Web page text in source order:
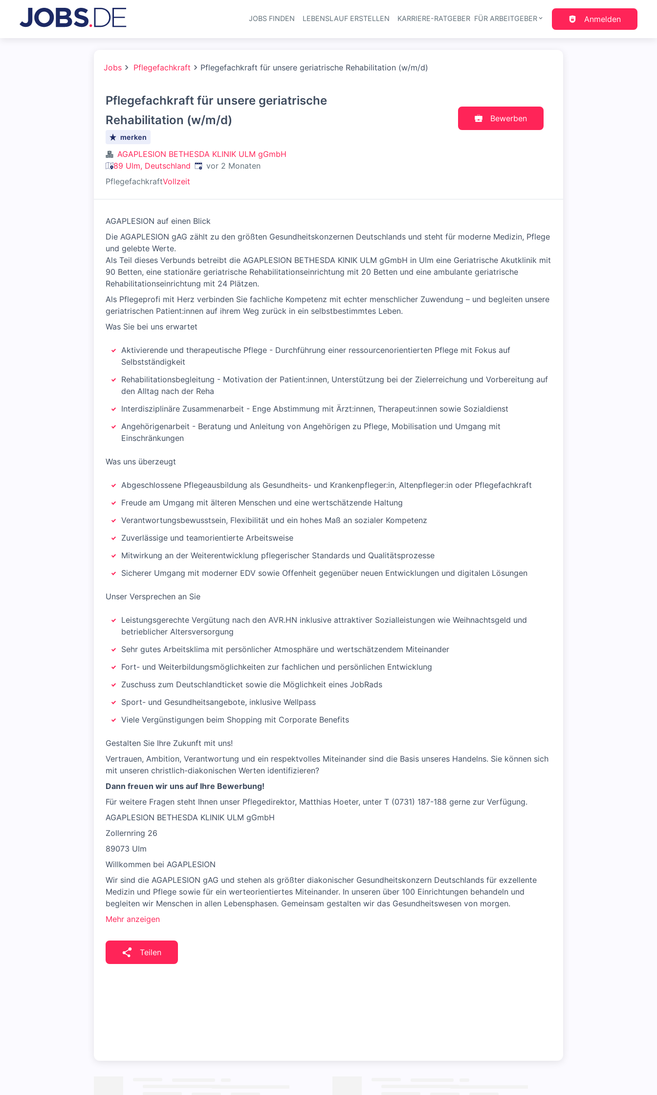
Haupt-Navigation
JOBS FINDEN LEBENSLAUF ERSTELLEN KARRIERE-RATGEBER FÜR ARBEITGEBER Anmelden
Jobs Pflegefachkraft Pflegefachkraft für unsere geriatrische Rehabilitation (w/m/d)
Pflegefachkraft für unsere geriatrische
Rehabilitation (w/m/d)
merken
AGAPLESION BETHESDA KLINIK ULM gGmbH
89 Ulm, Deutschland Veröffentlicht:
vor 2 Monaten
PflegefachkraftVollzeit
Bewerben
AGAPLESION auf einen Blick
Die AGAPLESION gAG zählt zu den größten Gesundheitskonzernen Deutschlands und steht für moderne Medizin, Pflege
und gelebte Werte.​
Als Teil dieses Verbunds betreibt die AGAPLESION BETHESDA KINIK ULM gGmbH in Ulm eine Geriatrische Akutklinik mit
90 Betten, eine stationäre geriatrische Rehabilitationseinrichtung mit 20 Betten und eine ambulante geriatrische
Rehabilitationseinrichtung mit 24 Plätzen.
Als Pflegeprofi mit Herz verbinden Sie fachliche Kompetenz mit echter menschlicher Zuwendung – und begleiten unsere
geriatrischen Patient:innen auf ihrem Weg zurück in ein selbstbestimmtes Leben.
Was Sie bei uns erwartet
Aktivierende und therapeutische Pflege - Durchführung einer ressourcenorientierten Pflege mit Fokus auf
Selbstständigkeit
Rehabilitationsbegleitung - Motivation der Patient:innen, Unterstützung bei der Zielerreichung und Vorbereitung auf
den Alltag nach der Reha
Interdisziplinäre Zusammenarbeit - Enge Abstimmung mit Ärzt:innen, Therapeut:innen sowie Sozialdienst
Angehörigenarbeit - Beratung und Anleitung von Angehörigen zu Pflege, Mobilisation und Umgang mit
Einschränkungen
Was uns überzeugt
Abgeschlossene Pflegeausbildung als Gesundheits- und Krankenpfleger:in, Altenpfleger:in oder Pflegefachkraft
Freude am Umgang mit älteren Menschen und eine wertschätzende Haltung
Verantwortungsbewusstsein, Flexibilität und ein hohes Maß an sozialer Kompetenz
Zuverlässige und teamorientierte Arbeitsweise
Mitwirkung an der Weiterentwicklung pflegerischer Standards und Qualitätsprozesse
Sicherer Umgang mit moderner EDV sowie Offenheit gegenüber neuen Entwicklungen und digitalen Lösungen
Unser Versprechen an Sie
Leistungsgerechte Vergütung nach den AVR.HN inklusive attraktiver Sozialleistungen wie Weihnachtsgeld und
betrieblicher Altersversorgung
Sehr gutes Arbeitsklima mit persönlicher Atmosphäre und wertschätzendem Miteinander
Fort- und Weiterbildungsmöglichkeiten zur fachlichen und persönlichen Entwicklung
Zuschuss zum Deutschlandticket sowie die Möglichkeit eines JobRads
Sport- und Gesundheitsangebote, inklusive Wellpass
Viele Vergünstigungen beim Shopping mit Corporate Benefits
Gestalten Sie Ihre Zukunft mit uns!
Vertrauen, Ambition, Verantwortung und ein respektvolles Miteinander sind die Basis unseres Handelns. Sie können sich
mit unseren christlich-diakonischen Werten identifizieren?
Dann freuen wir uns auf Ihre Bewerbung!
Für weitere Fragen steht Ihnen unser Pflegedirektor, Matthias Hoeter, unter T (0731) 187-188 gerne zur Verfügung.
AGAPLESION BETHESDA KLINIK ULM gGmbH
Zollernring 26
89073 Ulm
Willkommen bei AGAPLESION
Wir sind die AGAPLESION gAG und stehen als größter diakonischer Gesundheitskonzern Deutschlands für exzellente
Medizin und Pflege sowie für ein werteorientiertes Miteinander. In unseren über 100 Einrichtungen behandeln und
begleiten wir Menschen in allen Lebensphasen. Gemeinsam gestalten wir das Gesundheitswesen von morgen.
Mehr anzeigen
Teilen